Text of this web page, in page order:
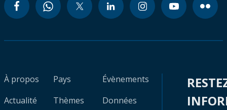
À propos
Actualité
Pays
Thèmes
Évènements
Données